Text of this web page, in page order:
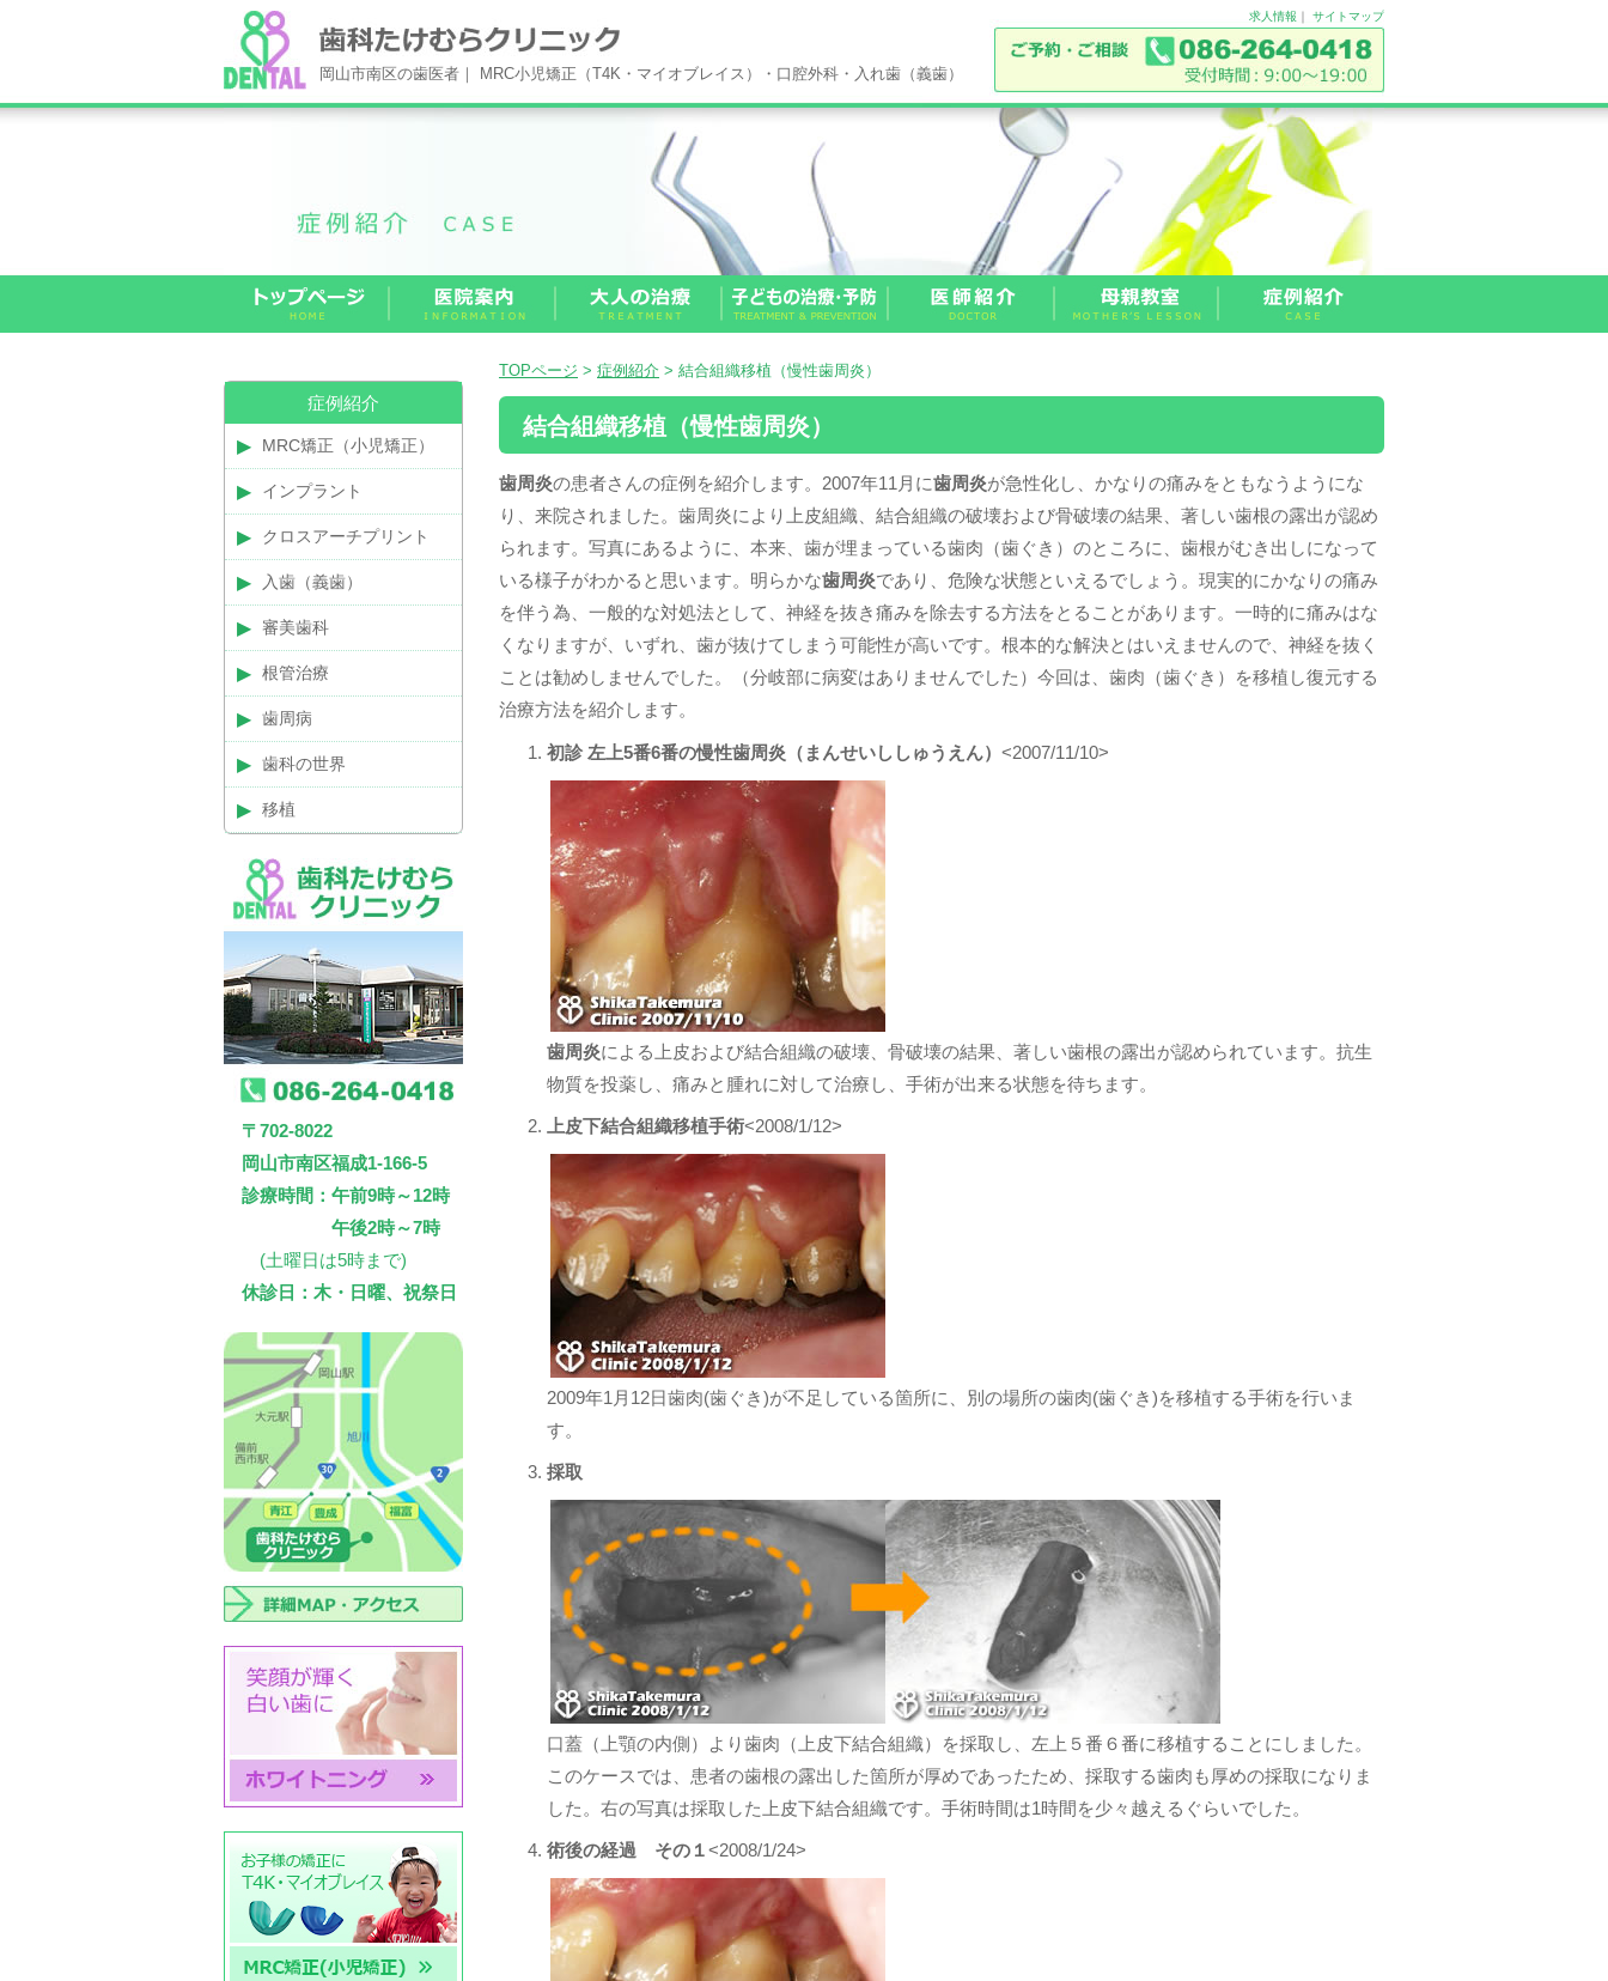
岡山市南区の歯医者｜ MRC小児矯正（T4K・マイオブレイス）・口腔外科・入れ歯（義歯）
求人情報 ｜ サイトマップ
TOPページ > 症例紹介 > 結合組織移植（慢性歯周炎）
結合組織移植（慢性歯周炎）
歯周炎の患者さんの症例を紹介します。2007年11月に歯周炎が急性化し、かなりの痛みをともなうようにな
り、来院されました。歯周炎により上皮組織、結合組織の破壊および骨破壊の結果、著しい歯根の露出が認め
られます。写真にあるように、本来、歯が埋まっている歯肉（歯ぐき）のところに、歯根がむき出しになって
いる様子がわかると思います。明らかな歯周炎であり、危険な状態といえるでしょう。現実的にかなりの痛み
を伴う為、一般的な対処法として、神経を抜き痛みを除去する方法をとることがあります。一時的に痛みはな
くなりますが、いずれ、歯が抜けてしまう可能性が高いです。根本的な解決とはいえませんので、神経を抜く
ことは勧めしませんでした。（分岐部に病変はありませんでした）今回は、歯肉（歯ぐき）を移植し復元する
治療方法を紹介します。
初診 左上5番6番の慢性歯周炎（まんせいししゅうえん） <2007/11/10>
歯周炎による上皮および結合組織の破壊、骨破壊の結果、著しい歯根の露出が認められています。抗生
物質を投薬し、痛みと腫れに対して治療し、手術が出来る状態を待ちます。
上皮下結合組織移植手術<2008/1/12>
2009年1月12日歯肉(歯ぐき)が不足している箇所に、別の場所の歯肉(歯ぐき)を移植する手術を行いま
す。
採取
口蓋（上顎の内側）より歯肉（上皮下結合組織）を採取し、左上５番６番に移植することにしました。
このケースでは、患者の歯根の露出した箇所が厚めであったため、採取する歯肉も厚めの採取になりま
した。右の写真は採取した上皮下結合組織です。手術時間は1時間を少々越えるぐらいでした。
術後の経過 その１<2008/1/24>
症例紹介
MRC矯正（小児矯正）
インプラント
クロスアーチプリント
入歯（義歯）
審美歯科
根管治療
歯周病
歯科の世界
移植
〒702-8022
岡山市南区福成1-166-5
診療時間：午前9時～12時
午後2時～7時
(土曜日は5時まで)
休診日：木・日曜、祝祭日